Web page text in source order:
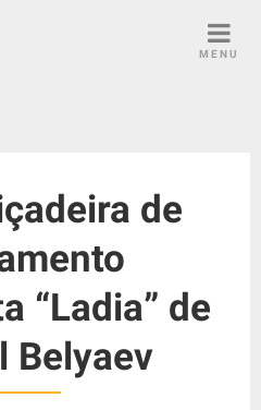
MENU
de
“Ladia” de
Belyaev